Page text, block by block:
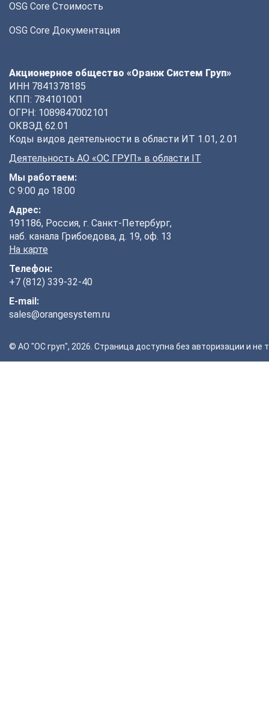
OSG Core Стоимость
OSG Core Документация
Акционерное общество «Оранж Систем Груп»
ИНН 7841378185
КПП: 784101001
ОГРН: 1089847002101
ОКВЭД 62.01
Коды видов деятельности в области ИТ 1.01, 2.01
Деятельность АО «ОС ГРУП» в области IT
Мы работаем:
С 9:00 до 18:00
Адрес:
191186, Россия, г. Санкт-Петербург,
наб. канала Грибоедова, д. 19, оф. 13
На карте
Телефон:
+7 (812) 339-32-40
E-mail:
sales@orangesystem.ru
© АО "ОС груп", 2026. Страница доступна без авторизации и